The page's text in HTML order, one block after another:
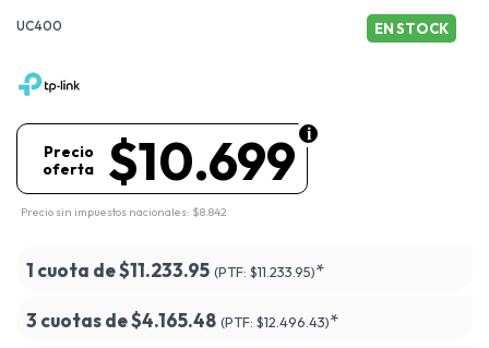
UC400 EN STOCK
$10.699
Precio
oferta
Precio sin impuestos nacionales: $8.842
1 cuota de$11.233.95 (PTF: $11.233.95)*
3 cuotas de$4.165.48 (PTF: $12.496.43)*